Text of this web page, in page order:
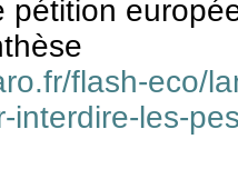
pétition
flash-eco/
interdire-les-